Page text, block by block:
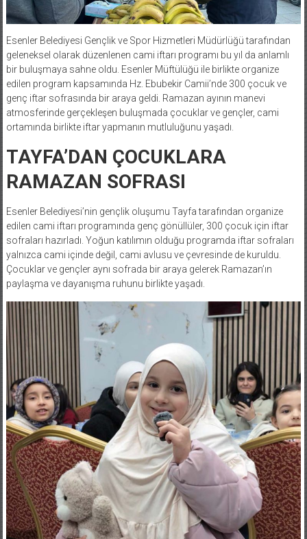
Esenler Belediyesi Gençlik ve Spor Hizmetleri Müdürlüğü tarafından
geleneksel olarak düzenlenen cami iftarı programı bu yıl da anlamlı
bir buluşmaya sahne oldu. Esenler Müftülüğü ile birlikte organize
edilen program kapsamında Hz. Ebubekir Camii’nde 300 çocuk ve
genç iftar sofrasında bir araya geldi. Ramazan ayının manevi
atmosferinde gerçekleşen buluşmada çocuklar ve gençler, cami
ortamında birlikte iftar yapmanın mutluluğunu yaşadı.
TAYFA’DAN ÇOCUKLARA
RAMAZAN SOFRASI
Esenler Belediyesi’nin gençlik oluşumu Tayfa tarafından organize
edilen cami iftarı programında genç gönüllüler, 300 çocuk için iftar
sofraları hazırladı. Yoğun katılımın olduğu programda iftar sofraları
yalnızca cami içinde değil, cami avlusu ve çevresinde de kuruldu.
Çocuklar ve gençler aynı sofrada bir araya gelerek Ramazan’ın
paylaşma ve dayanışma ruhunu birlikte yaşadı.